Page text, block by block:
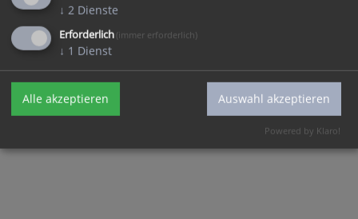
↓ 2 Dienste
Erforderlich (immer erforderlich)
↓ 1 Dienst
Auswahl akzeptieren
Alle akzeptieren
Powered by Klaro!